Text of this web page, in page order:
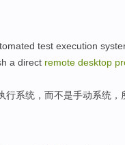
test execution
a direct remote desktop
行系统 ， 而不是手动系统，